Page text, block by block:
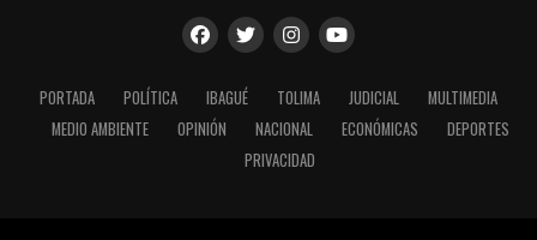
PORTADA POLÍTICA IBAGUÉ TOLIMA JUDICIAL
MULTIMEDIA
MEDIO AMBIENTE
OPINIÓN NACIONAL ECONÓMICAS
DEPORTES
PRIVACIDAD